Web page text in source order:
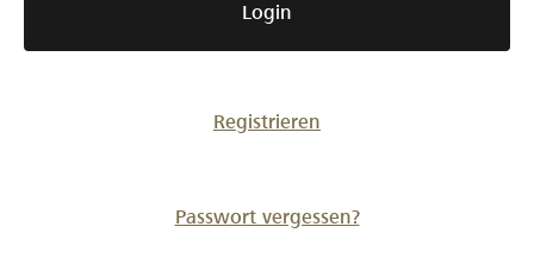
Login
Registrieren
Passwort vergessen?